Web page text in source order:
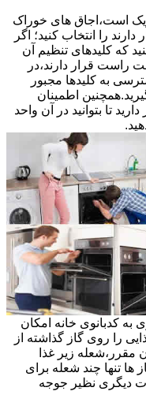
است،اجاق های خوراک
را انتخاب کنید؛ اگر
که کلیدهای تنظیم آن
راست قرار دارند،در
به کلیدها مجبور
اطمینان
تا بتوانید در آن واحد
به کدبانوی خانه امکان
را روی گاز گذاشته از
زیر غذا
تنها چند شعله برای
دیگری نظیر جوجه